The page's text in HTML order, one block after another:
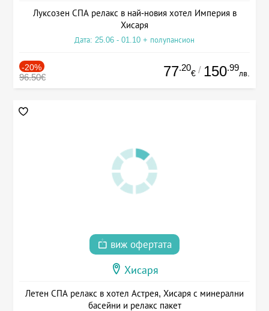
Луксозен СПА релакс в най-новия хотел Империя в
Хисаря
Дата: 25.06 - 01.10 + полупансион
-20%
96.50€ 77.20
€ / 150.99
лв.
виж офертата
Хисаря
Летен СПА релакс в хотел Астрея, Хисаря с минерални
басейни и релакс пакет